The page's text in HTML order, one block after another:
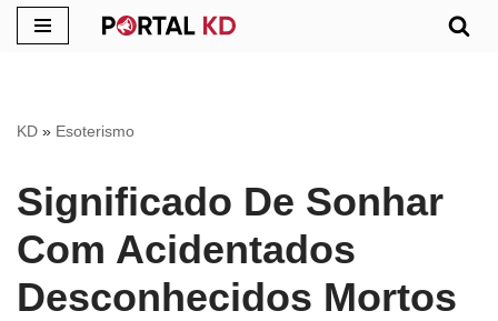
conteúdo
KD » Esoterismo
Significado De Sonhar
Com Acidentados
Desconhecidos Mortos